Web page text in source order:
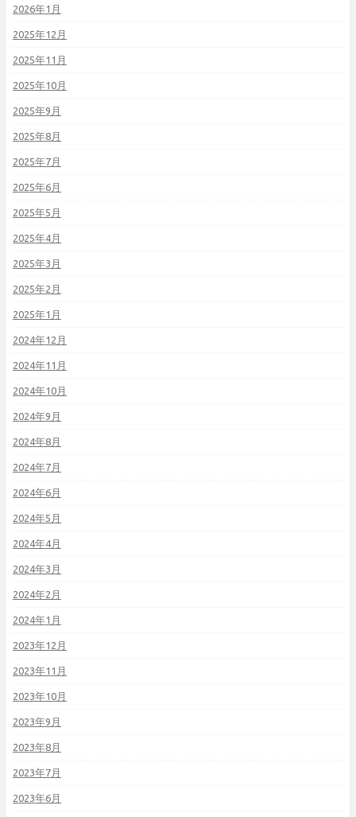
2026年1月
2025年12月
2025年11月
2025年10月
2025年9月
2025年8月
2025年7月
2025年6月
2025年5月
2025年4月
2025年3月
2025年2月
2025年1月
2024年12月
2024年11月
2024年10月
2024年9月
2024年8月
2024年7月
2024年6月
2024年5月
2024年4月
2024年3月
2024年2月
2024年1月
2023年12月
2023年11月
2023年10月
2023年9月
2023年8月
2023年7月
2023年6月